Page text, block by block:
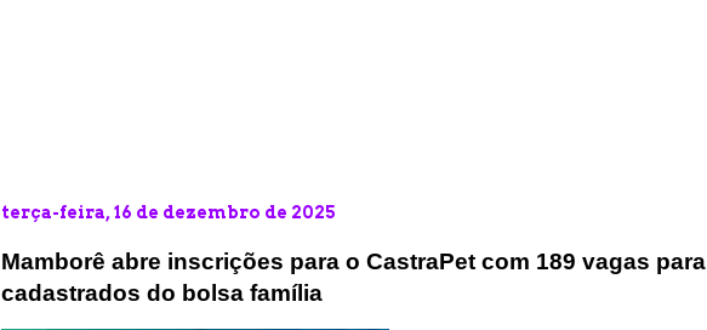
terça-feira, 16 de dezembro de 2025
Mamborê abre inscrições para o CastraPet com 189 vagas para
cadastrados do bolsa família